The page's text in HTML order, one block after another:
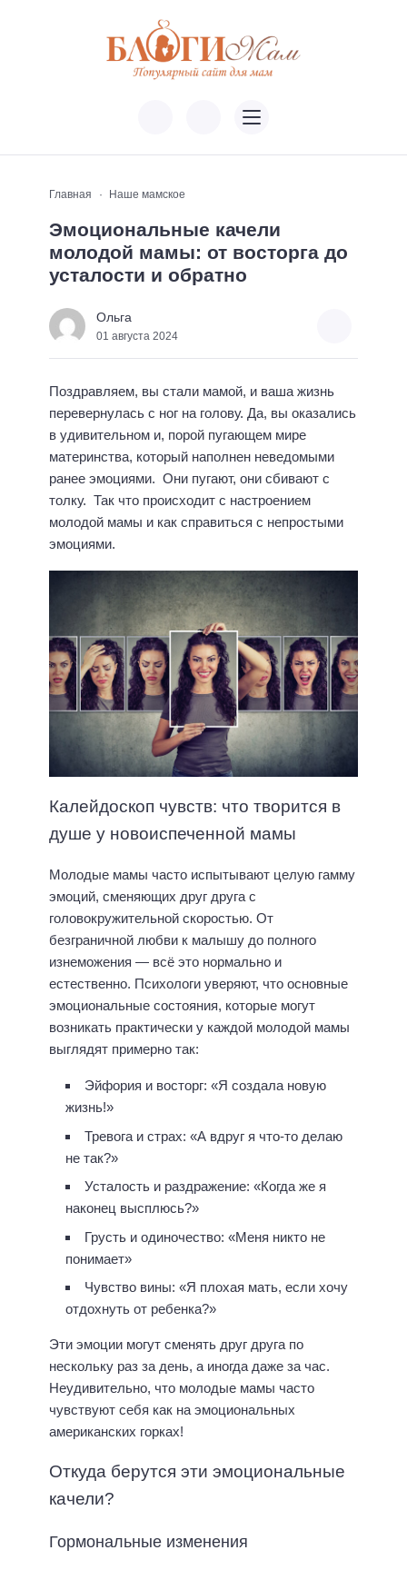
Главная Наше мамское
Эмоциональные качели
молодой мамы: от восторга до
усталости и обратно
Ольга
01 августа 2024
Поздравляем, вы стали мамой, и ваша жизнь
перевернулась с ног на голову. Да, вы оказались
в удивительном и, порой пугающем мире
материнства, который наполнен неведомыми
ранее эмоциями. Они пугают, они сбивают с
толку. Так что происходит с настроением
молодой мамы и как справиться с непростыми
эмоциями.
Калейдоскоп чувств: что творится в
душе у новоиспеченной мамы
Молодые мамы часто испытывают целую гамму
эмоций, сменяющих друг друга с
головокружительной скоростью. От
безграничной любви к малышу до полного
изнеможения — всё это нормально и
естественно. Психологи уверяют, что основные
эмоциональные состояния, которые могут
возникать практически у каждой молодой мамы
выглядят примерно так:
Эйфория и восторг: «Я создала новую
жизнь!»
Тревога и страх: «А вдруг я что-то делаю
не так?»
Усталость и раздражение: «Когда же я
наконец высплюсь?»
Грусть и одиночество: «Меня никто не
понимает»
Чувство вины: «Я плохая мать, если хочу
отдохнуть от ребенка?»
Эти эмоции могут сменять друг друга по
нескольку раз за день, а иногда даже за час.
Неудивительно, что молодые мамы часто
чувствуют себя как на эмоциональных
американских горках!
Откуда берутся эти эмоциональные
качели?
Гормональные изменения